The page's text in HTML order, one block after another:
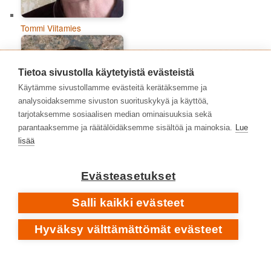
Tommi Viitamies
Topias Tiheäsalo
Tietoa sivustolla käytetyistä evästeistä
Käytämme sivustollamme evästeitä kerätäksemme ja
analysoidaksemme sivuston suorituskykyä ja käyttöä,
tarjotaksemme sosiaalisen median ominaisuuksia sekä
parantaaksemme ja räätälöidäksemme sisältöä ja mainoksia. Lue
lisää
Evästeasetukset
Salli kaikki evästeet
Hyväksy välttämättömät evästeet